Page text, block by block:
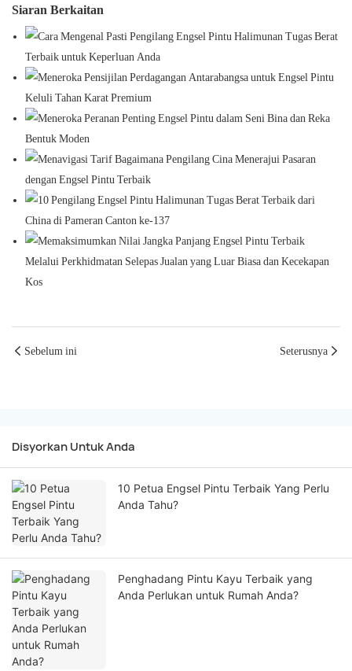
Siaran Berkaitan
Sebelum ini Seterusnya
Disyorkan Untuk Anda
10 Petua Engsel Pintu Terbaik Yang Perlu
Anda Tahu?
Penghadang Pintu Kayu Terbaik yang
Anda Perlukan untuk Rumah Anda?